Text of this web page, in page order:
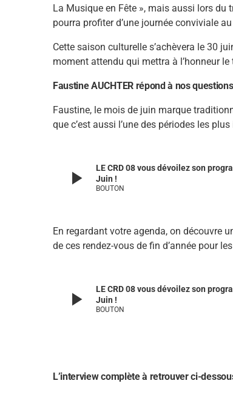
La Musique en Fête », mais aussi lors du
pourra profiter d’une journée conviviale
Cette saison culturelle s’achèvera le 30
moment attendu qui mettra à l’honneur
Faustine AUCHTER répond à nos
Faustine, le mois de juin marque
que c’est aussi l’une des périodes les
play_arrow
LE CRD 08 vous dévoilez son
Juin !
BOUTON
En regardant votre agenda, on découvre
de ces rendez-vous de fin d’année pour
play_arrow
LE CRD 08 vous dévoilez son
Juin !
BOUTON
L’interview complète à retrouver ci-